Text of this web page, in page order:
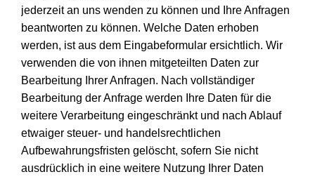
jederzeit an uns wenden zu können und Ihre Anfragen
beantworten zu können. Welche Daten erhoben
werden, ist aus dem Eingabeformular ersichtlich. Wir
verwenden die von ihnen mitgeteilten Daten zur
Bearbeitung Ihrer Anfragen. Nach vollständiger
Bearbeitung der Anfrage werden Ihre Daten für die
weitere Verarbeitung eingeschränkt und nach Ablauf
etwaiger steuer- und handelsrechtlichen
Aufbewahrungsfristen gelöscht, sofern Sie nicht
ausdrücklich in eine weitere Nutzung Ihrer Daten